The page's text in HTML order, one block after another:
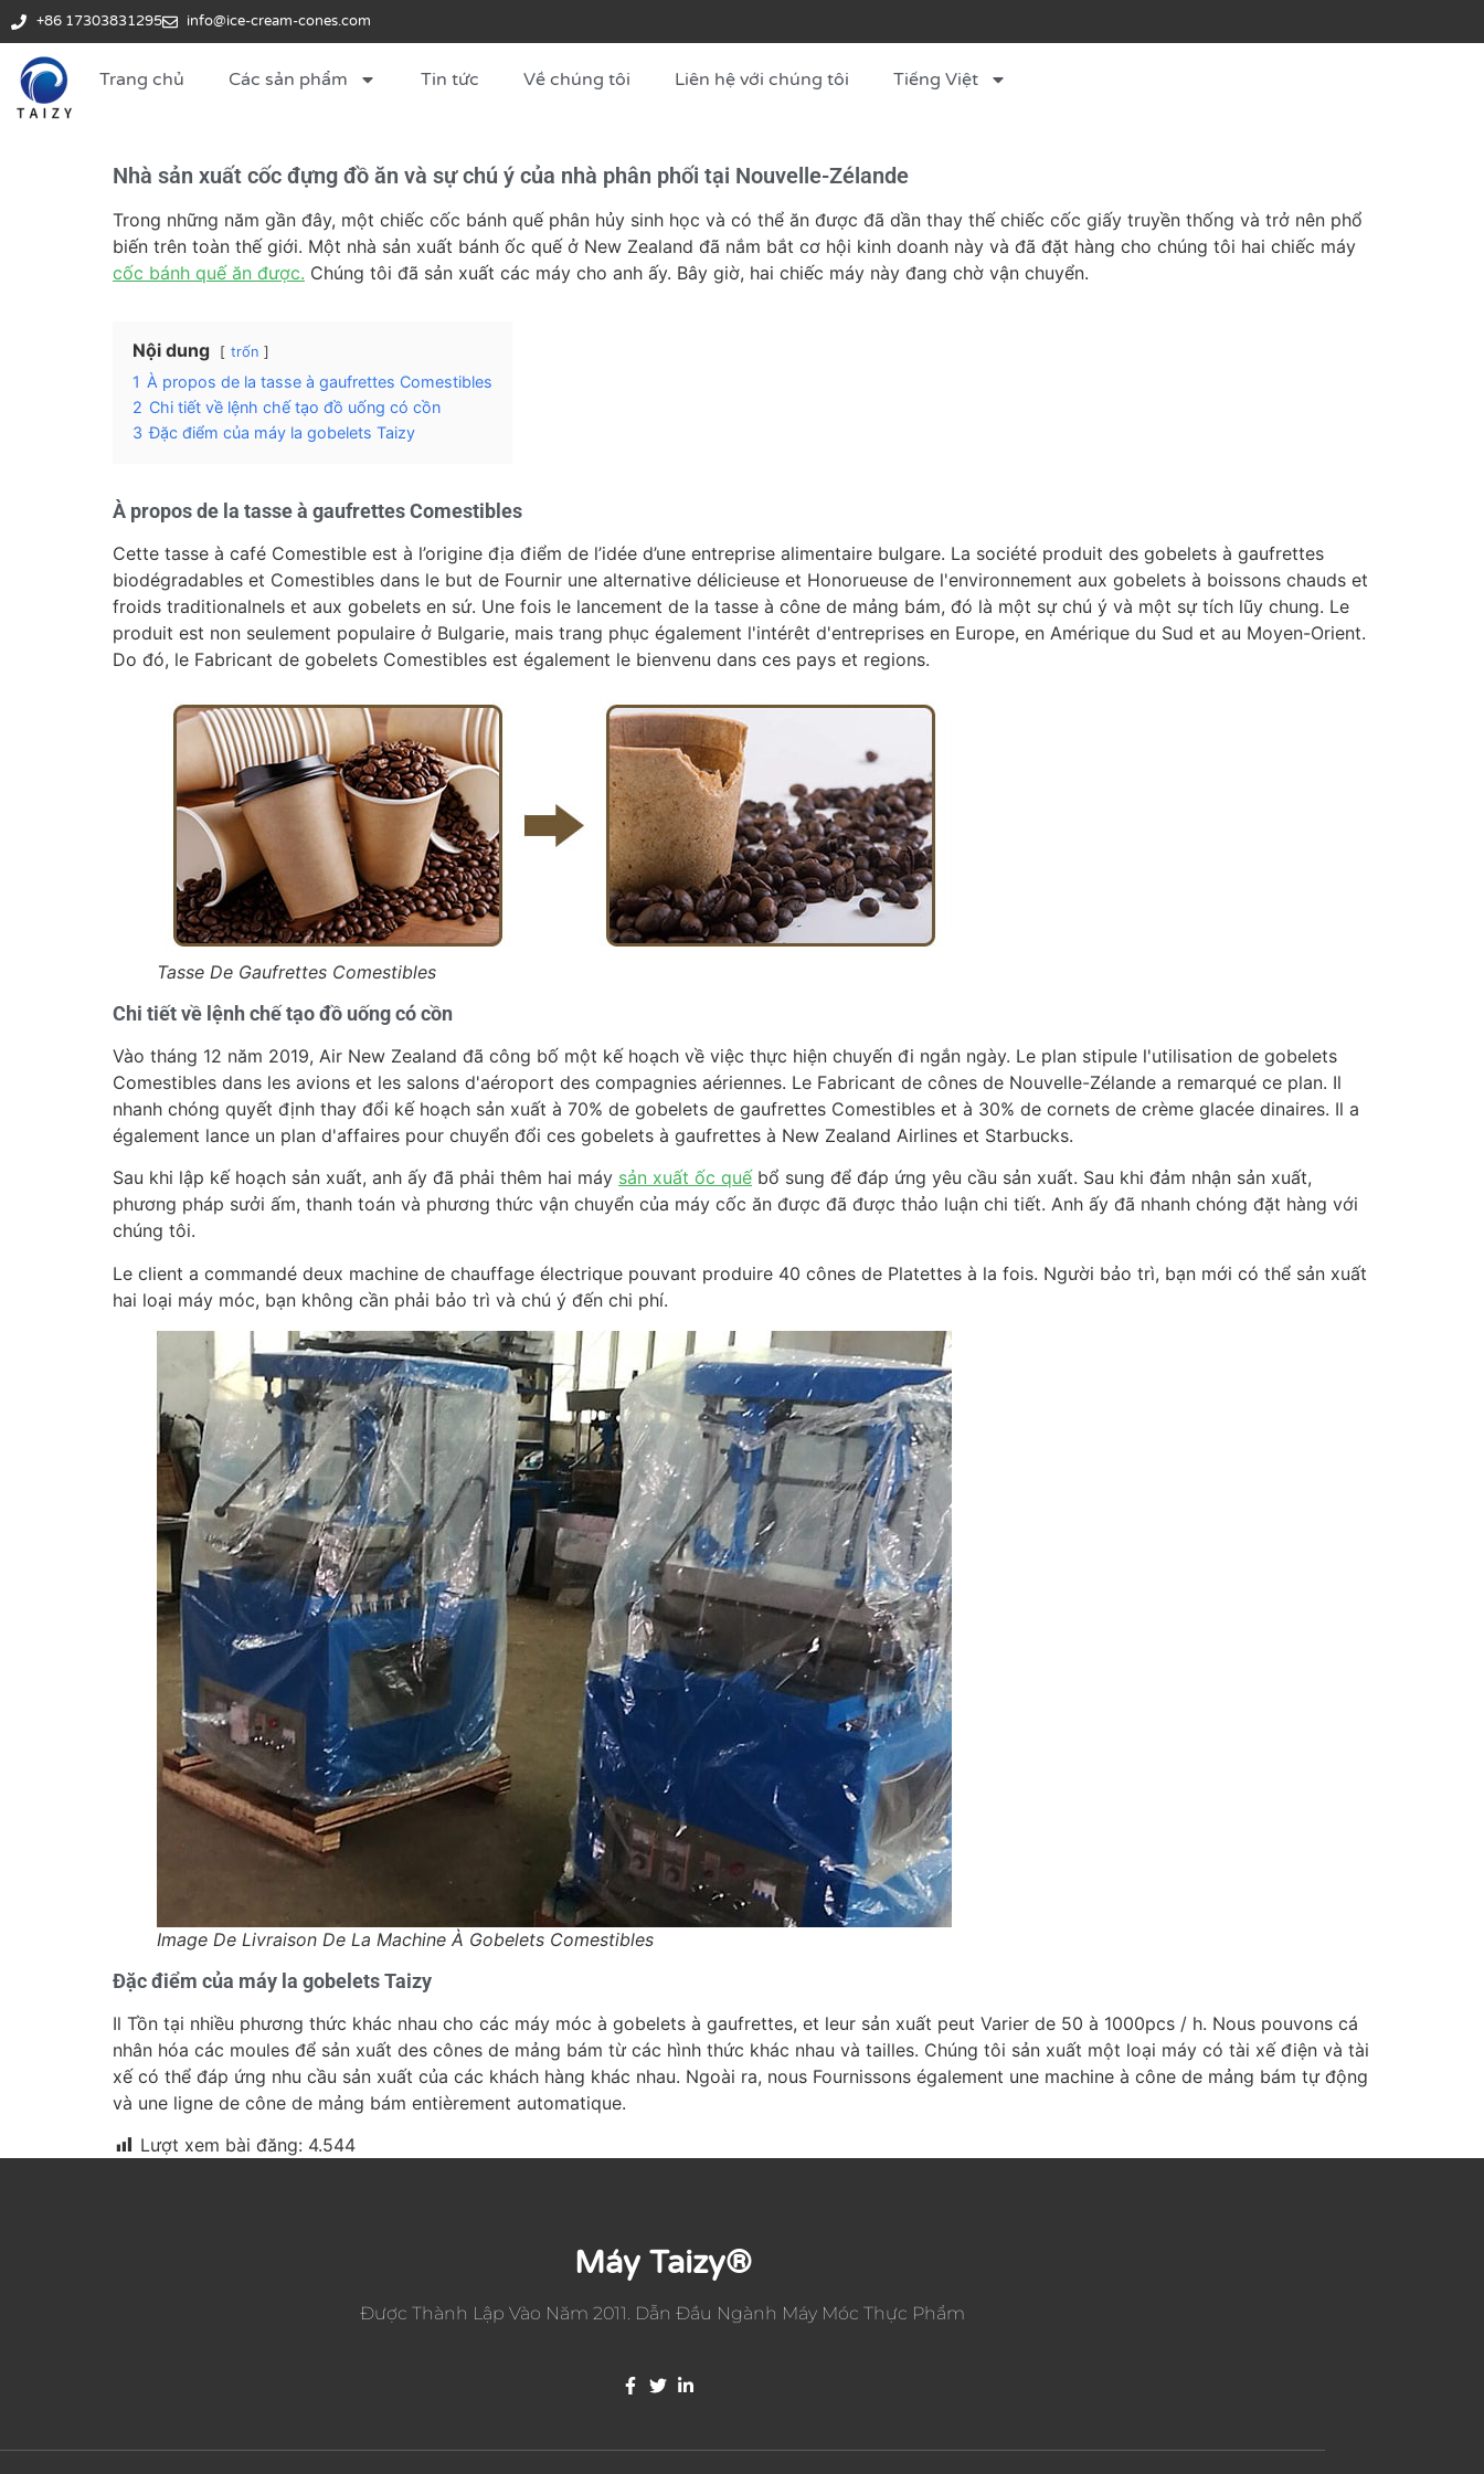
+86 17303831295 info@ice-cream-cones.com
Trang chủ Các sản phẩm Tin tức Về chúng tôi Liên hệ với chúng tôi Tiếng Việt
Nhà sản xuất cốc đựng đồ ăn và sự chú ý của nhà phân phối tại Nouvelle-Zélande
Trong những năm gần đây, một chiếc cốc bánh quế phân hủy sinh học và có thể ăn được đã dần thay thế chiếc cốc giấy truyền thống và trở nên phổ
biến trên toàn thế giới. Một nhà sản xuất bánh ốc quế ở New Zealand đã nắm bắt cơ hội kinh doanh này và đã đặt hàng cho chúng tôi hai chiếc máy
cốc bánh quế ăn được. Chúng tôi đã sản xuất các máy cho anh ấy. Bây giờ, hai chiếc máy này đang chờ vận chuyển.
Nội dung trốn
1 À propos de la tasse à gaufrettes Comestibles
2 Chi tiết về lệnh chế tạo đồ uống có cồn
3 Đặc điểm của máy la gobelets Taizy
À propos de la tasse à gaufrettes Comestibles
Cette tasse à café Comestible est à l’origine địa điểm de l’idée d’une entreprise alimentaire bulgare. La société produit des gobelets à gaufrettes
biodégradables et Comestibles dans le but de Fournir une alternative délicieuse et Honorueuse de l'environnement aux gobelets à boissons chauds et
froids traditionalnels et aux gobelets en sứ. Une fois le lancement de la tasse à cône de mảng bám, đó là một sự chú ý và một sự tích lũy chung. Le
produit est non seulement populaire ở Bulgarie, mais trang phục également l'intérêt d'entreprises en Europe, en Amérique du Sud et au Moyen-Orient.
Do đó, le Fabricant de gobelets Comestibles est également le bienvenu dans ces pays et regions.
Tasse De Gaufrettes Comestibles
Chi tiết về lệnh chế tạo đồ uống có cồn
Vào tháng 12 năm 2019, Air New Zealand đã công bố một kế hoạch về việc thực hiện chuyến đi ngắn ngày. Le plan stipule l'utilisation de gobelets
Comestibles dans les avions et les salons d'aéroport des compagnies aériennes. Le Fabricant de cônes de Nouvelle-Zélande a remarqué ce plan. Il
nhanh chóng quyết định thay đổi kế hoạch sản xuất à 70% de gobelets de gaufrettes Comestibles et à 30% de cornets de crème glacée dinaires. Il a
également lance un plan d'affaires pour chuyển đổi ces gobelets à gaufrettes à New Zealand Airlines et Starbucks.
Sau khi lập kế hoạch sản xuất, anh ấy đã phải thêm hai máy sản xuất ốc quếbổ sung để đáp ứng yêu cầu sản xuất. Sau khi đảm nhận sản xuất,
phương pháp sưởi ấm, thanh toán và phương thức vận chuyển của máy cốc ăn được đã được thảo luận chi tiết. Anh ấy đã nhanh chóng đặt hàng với
chúng tôi.
Le client a commandé deux machine de chauffage électrique pouvant produire 40 cônes de Platettes à la fois. Người bảo trì, bạn mới có thể sản xuất
hai loại máy móc, bạn không cần phải bảo trì và chú ý đến chi phí.
Image De Livraison De La Machine À Gobelets Comestibles
Đặc điểm của máy la gobelets Taizy
Il Tồn tại nhiều phương thức khác nhau cho các máy móc à gobelets à gaufrettes, et leur sản xuất peut Varier de 50 à 1000pcs / h. Nous pouvons cá
nhân hóa các moules để sản xuất des cônes de mảng bám từ các hình thức khác nhau và tailles. Chúng tôi sản xuất một loại máy có tài xế điện và tài
xế có thể đáp ứng nhu cầu sản xuất của các khách hàng khác nhau. Ngoài ra, nous Fournissons également une machine à cône de mảng bám tự động
và une ligne de cône de mảng bám entièrement automatique.
Lượt xem bài đăng: 4.544
Máy Taizy®
Được Thành Lập Vào Năm 2011. Dẫn Đầu Ngành Máy Móc Thực Phẩm